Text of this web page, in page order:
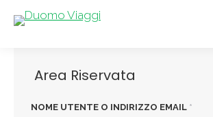
Area Riservata
NOME UTENTE O INDIRIZZO EMAIL *